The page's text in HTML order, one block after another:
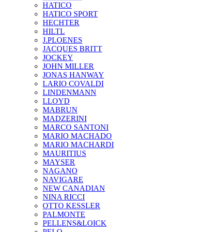
HATICO
HATICO SPORT
HECHTER
HILTL
J.PLOENES
JAСQUES BRITT
JOCKEY
JOHN MILLER
JONAS HANWAY
LARIO COVALDI
LINDENMANN
LLOYD
MABRUN
MADZERINI
MARCO SANTONI
MARIO MACHADO
MARIO MACHARDI
MAURITIUS
MAYSER
NAGANO
NAVIGARE
NEW CANADIAN
NINA RICCI
OTTO KESSLER
PALMONTE
PELLENS&LOICK